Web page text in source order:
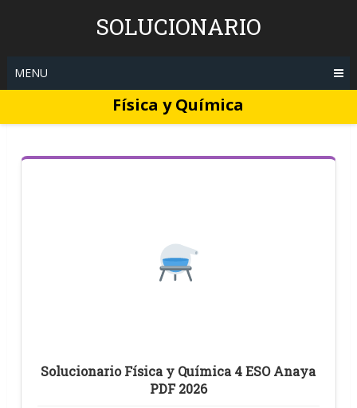
SOLUCIONARIO
MENU
Física y Química
Solucionario Física y Química 4 ESO Anaya
PDF 2026